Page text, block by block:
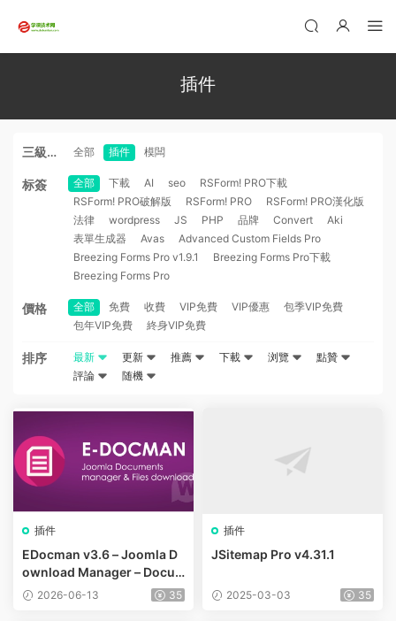
插件
三級分
全部 插件 模闆
标簽 全部 下載 AI seo
RSForm! PRO下載
RSForm! PRO破解版
RSForm! PRO
RSForm! PRO漢化版
法律
wordpress JS PHP 品牌 Convert
Aki
表單生成器
Avas
Advanced Custom Fields Pro
Breezing Forms Pro v1.9.1
Breezing Forms Pro下載
Breezing Forms Pro
價格 全部 免費 收費 VIP免費 VIP優惠
包季VIP免費
包年VIP免費
終身VIP免費
排序 最新 更新 推薦 下載 浏覽
點贊
評論
随機
插件
EDocman v3.6 – Joomla D
ownload Manager – Docu
ments Management
2026-06-13 35
插件
JSitemap Pro v4.31.1
2025-03-03 35